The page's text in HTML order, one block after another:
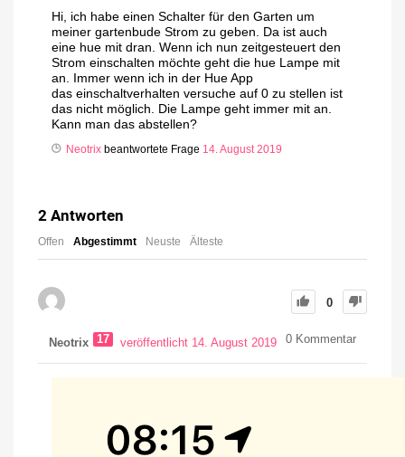
Hi, ich habe einen Schalter für den Garten um
meiner gartenbude Strom zu geben. Da ist auch
eine hue mit dran. Wenn ich nun zeitgesteuert den
Strom einschalten möchte geht die hue Lampe mit
an. Immer wenn ich in der Hue App
das einschaltverhalten versuche auf 0 zu stellen ist
das nicht möglich. Die Lampe geht immer mit an.
Kann man das abstellen?
Neotrix beantwortete Frage 14. August 2019
2 Antworten
Offen Abgestimmt Neuste Älteste
0
Neotrix 17 veröffentlicht 14. August 2019 0 Kommentar